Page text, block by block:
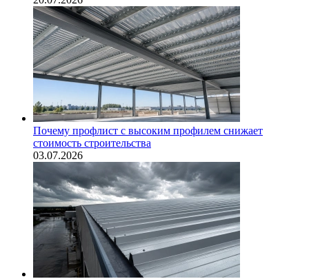
Почему профлист с высоким профилем снижает
стоимость строительства
03.07.2026